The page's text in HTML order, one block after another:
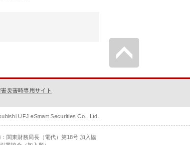
害災害時専用サイト
UFJ eSmart Securities Co., Ltd.
関東財務局長（電代）第18号 加入協